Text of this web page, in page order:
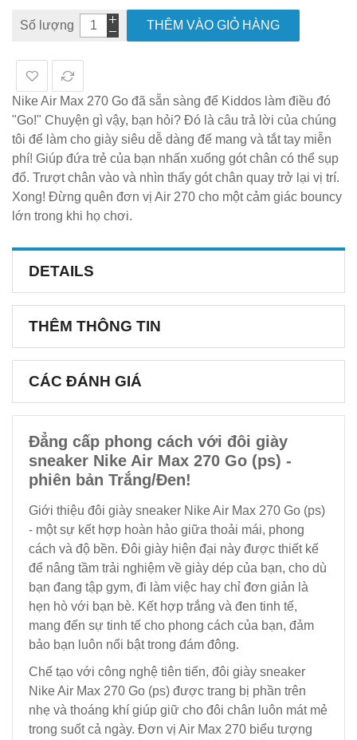
Số lượng THÊM VÀO GIỎ HÀNG
Nike Air Max 270 Go đã sẵn sàng để Kiddos làm điều đó
"Go!" Chuyện gì vậy, bạn hỏi? Đó là câu trả lời của chúng
tôi để làm cho giày siêu dễ dàng để mang và tắt tay miễn
phí! Giúp đứa trẻ của bạn nhấn xuống gót chân có thể sụp
đổ. Trượt chân vào và nhìn thấy gót chân quay trở lại vị trí.
Xong! Đừng quên đơn vị Air 270 cho một cảm giác bouncy
lớn trong khi họ chơi.
DETAILS
THÊM THÔNG TIN
CÁC ĐÁNH GIÁ
Đẳng cấp phong cách với đôi giày
sneaker Nike Air Max 270 Go (ps) -
phiên bản Trắng/Đen!
Giới thiệu đôi giày sneaker Nike Air Max 270 Go (ps)
- một sự kết hợp hoàn hảo giữa thoải mái, phong
cách và độ bền. Đôi giày hiện đại này được thiết kế
để nâng tầm trải nghiệm về giày dép của bạn, cho dù
bạn đang tập gym, đi làm việc hay chỉ đơn giản là
hẹn hò với bạn bè. Kết hợp trắng và đen tinh tế,
mang đến sự tinh tế cho phong cách của bạn, đảm
bảo bạn luôn nổi bật trong đám đông.
Chế tạo với công nghệ tiên tiến, đôi giày sneaker
Nike Air Max 270 Go (ps) được trang bị phần trên
nhẹ và thoáng khí giúp giữ cho đôi chân luôn mát mẻ
trong suốt cả ngày. Đơn vị Air Max 270 biểu tượng